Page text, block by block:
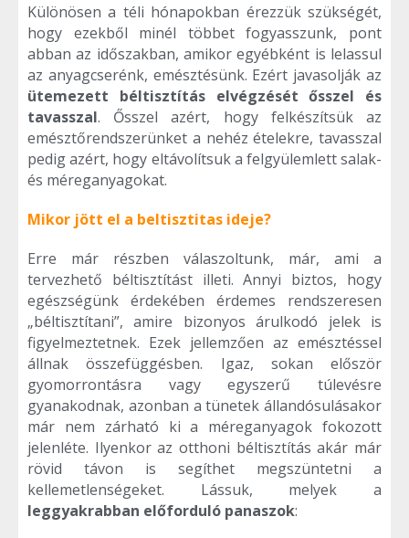
Különösen a téli hónapokban érezzük szükségét,
hogy ezekből minél többet fogyasszunk, pont
abban az időszakban, amikor egyébként is lelassul
az anyagcserénk, emésztésünk. Ezért javasolják az
ütemezett béltisztítás elvégzését ősszel és
tavasszal. Ősszel azért, hogy felkészítsük az
emésztőrendszerünket a nehéz ételekre, tavasszal
pedig azért, hogy eltávolítsuk a felgyülemlett salak-
és méreganyagokat.
Mikor jött el a beltisztitas ideje?
Erre már részben válaszoltunk, már, ami a
tervezhető béltisztítást illeti. Annyi biztos, hogy
egészségünk érdekében érdemes rendszeresen
„béltisztítani”, amire bizonyos árulkodó jelek is
figyelmeztetnek. Ezek jellemzően az emésztéssel
állnak összefüggésben. Igaz, sokan először
gyomorrontásra vagy egyszerű túlevésre
gyanakodnak, azonban a tünetek állandósulásakor
már nem zárható ki a méreganyagok fokozott
jelenléte. Ilyenkor az otthoni béltisztítás akár már
rövid távon is segíthet megszüntetni a
kellemetlenségeket. Lássuk, melyek a
leggyakrabban előforduló panaszok: